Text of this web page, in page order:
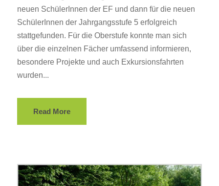
neuen SchülerInnen der EF und dann für die neuen
SchülerInnen der Jahrgangsstufe 5 erfolgreich
stattgefunden. Für die Oberstufe konnte man sich
über die einzelnen Fächer umfassend informieren,
besondere Projekte und auch Exkursionsfahrten
wurden...
Read More